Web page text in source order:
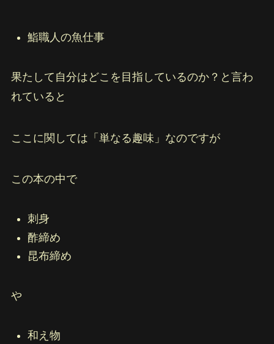
鮨職人の魚仕事
果たして自分はどこを目指しているのか？と言わ
れていると
ここに関しては「単なる趣味」なのですが
この本の中で
刺身
酢締め
昆布締め
や
和え物